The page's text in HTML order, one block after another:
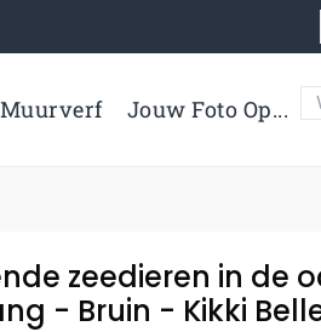
Muurverf Jouw Foto Op...
zeedieren in de
- Bruin - Kikki